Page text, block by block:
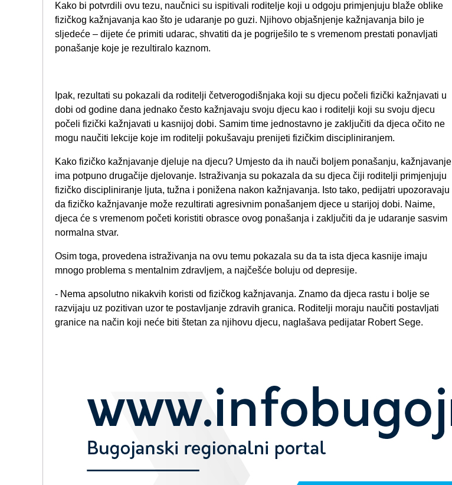
Kako bi potvrdili ovu tezu, naučnici su ispitivali roditelje koji u odgoju primjenjuju blaže oblike
fizičkog kažnjavanja kao što je udaranje po guzi. Njihovo objašnjenje kažnjavanja bilo je
sljedeće – dijete će primiti udarac, shvatiti da je pogriješilo te s vremenom prestati ponavljati
ponašanje koje je rezultiralo kaznom.
Ipak, rezultati su pokazali da roditelji četverogodišnjaka koji su djecu počeli fizički kažnjavati u
dobi od godine dana jednako često kažnjavaju svoju djecu kao i roditelji koji su svoju djecu
počeli fizički kažnjavati u kasnijoj dobi. Samim time jednostavno je zaključiti da djeca očito ne
mogu naučiti lekcije koje im roditelji pokušavaju prenijeti fizičkim discipliniranjem.
Kako fizičko kažnjavanje djeluje na djecu? Umjesto da ih nauči boljem ponašanju, kažnjavanje
ima potpuno drugačije djelovanje. Istraživanja su pokazala da su djeca čiji roditelji primjenjuju
fizičko discipliniranje ljuta, tužna i ponižena nakon kažnjavanja. Isto tako, pedijatri upozoravaju
da fizičko kažnjavanje može rezultirati agresivnim ponašanjem djece u starijoj dobi. Naime,
djeca će s vremenom početi koristiti obrasce ovog ponašanja i zaključiti da je udaranje sasvim
normalna stvar.
Osim toga, provedena istraživanja na ovu temu pokazala su da ta ista djeca kasnije imaju
mnogo problema s mentalnim zdravljem, a najčešće boluju od depresije.
- Nema apsolutno nikakvih koristi od fizičkog kažnjavanja. Znamo da djeca rastu i bolje se
razvijaju uz pozitivan uzor te postavljanje zdravih granica. Roditelji moraju naučiti postavljati
granice na način koji neće biti štetan za njihovu djecu, naglašava pedijatar Robert Sege.